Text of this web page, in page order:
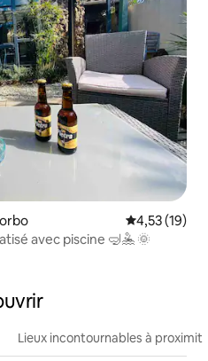
Évaluation
4,53 (19)
avec piscine 🤿🤽 🌞
Lieux incontournables à